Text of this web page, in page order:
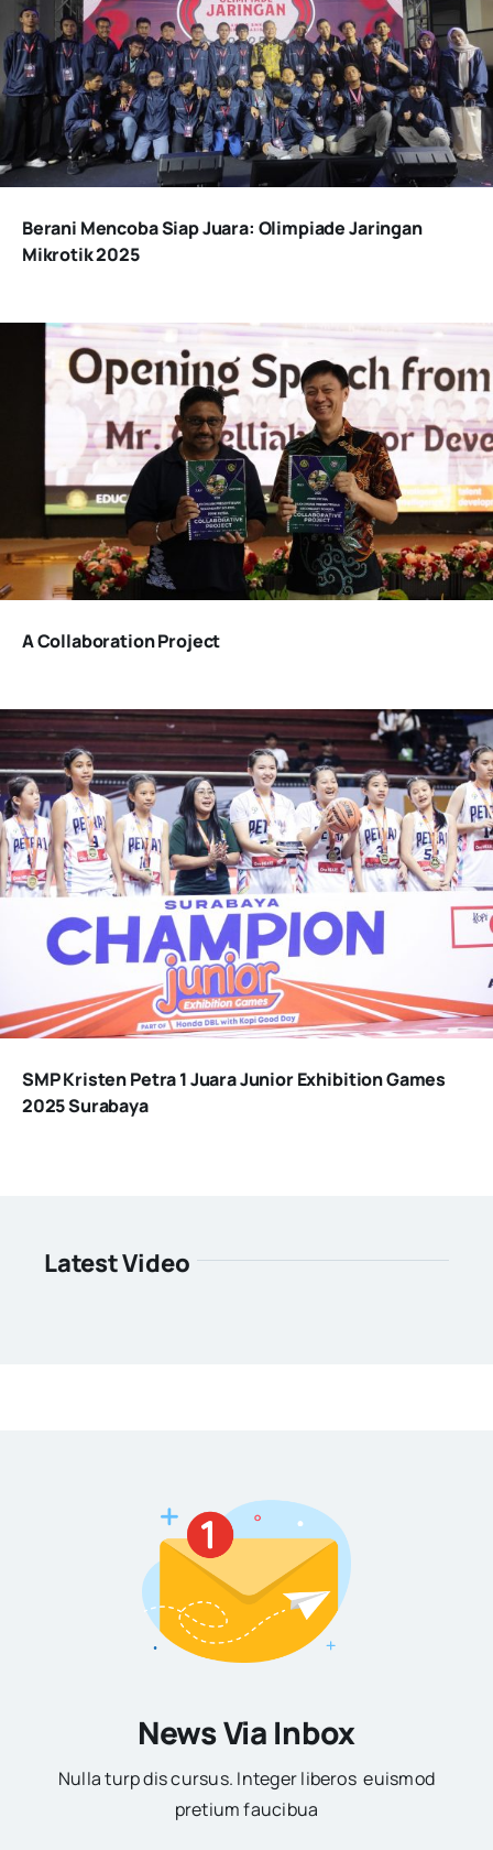
Berani Mencoba Siap Juara: Olimpiade Jaringan
Mikrotik 2025
A Collaboration Project
SMP Kristen Petra 1 Juara Junior Exhibition Games
2025 Surabaya
Latest Video
News Via Inbox
Nulla turp dis cursus. Integer liberos euismod
pretium faucibua